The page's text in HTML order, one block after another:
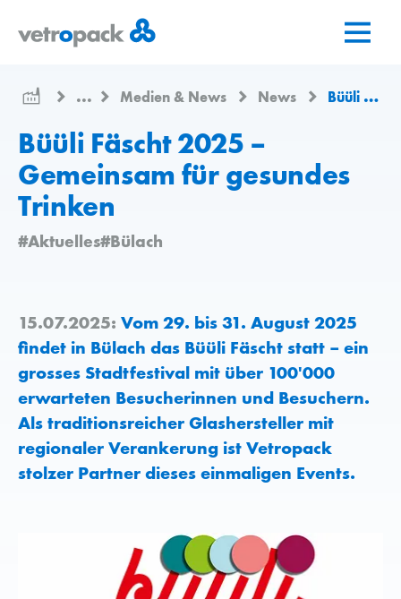
Startseite
Inhalt
Kontakt
...
Medien & News News Büüli Fäscht 2025 – Gemeinsam für gesundes Trinken
Büüli Fäscht 2025 –
Gemeinsam für gesundes
Trinken
#Aktuelles#Bülach
15.07.2025: Vom 29. bis 31. August 2025
findet in Bülach das Büüli Fäscht statt – ein
grosses Stadtfestival mit über 100'000
erwarteten Besucherinnen und Besuchern.
Als traditionsreicher Glashersteller mit
regionaler Verankerung ist Vetropack
stolzer Partner dieses einmaligen Events.